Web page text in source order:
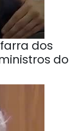
dos
do